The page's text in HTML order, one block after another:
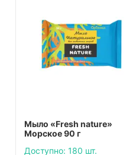
Мыло «Fresh nature»
Морское 90 г
Доступно: 180 шт.